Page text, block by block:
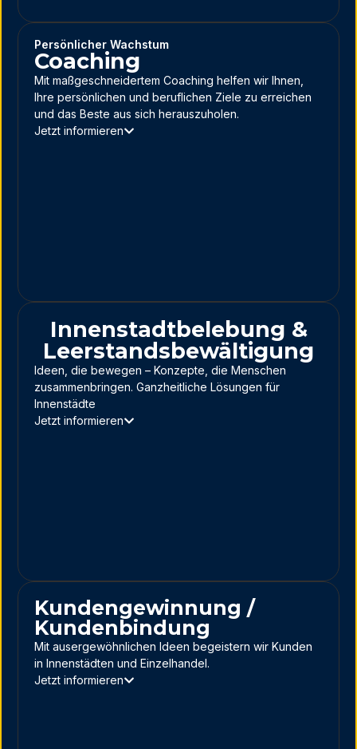
Persönlicher Wachstum
Coaching
Mit maßgeschneidertem Coaching helfen wir Ihnen,
Ihre persönlichen und beruflichen Ziele zu erreichen
und das Beste aus sich herauszuholen.
Jetzt informieren
Innenstadtbelebung &
Leerstandsbewältigung
Ideen, die bewegen – Konzepte, die Menschen
zusammenbringen. Ganzheitliche Lösungen für
Innenstädte
Jetzt informieren
Kundengewinnung /
Kundenbindung
Mit ausergewöhnlichen Ideen begeistern wir Kunden
in Innenstädten und Einzelhandel.
Jetzt informieren